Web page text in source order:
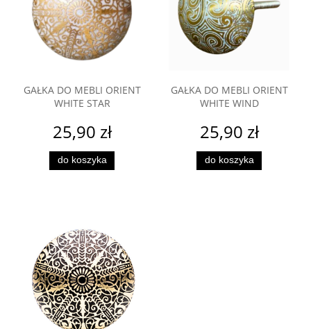
GAŁKA DO MEBLI ORIENT
WHITE STAR
25,90 zł
do koszyka
GAŁKA DO MEBLI ORIENT
WHITE WIND
25,90 zł
do koszyka